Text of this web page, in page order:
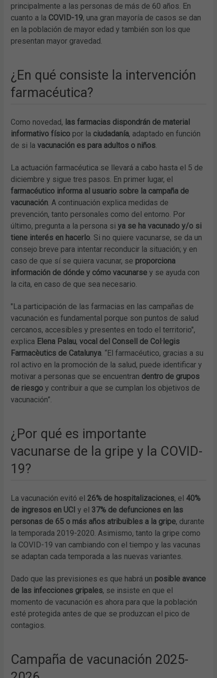
principalmente a las personas de más de 60 años. En
cuanto a la COVID-19, una gran mayoría de casos se dan
en la población de mayor edad y también son los que
presentan mayor gravedad.
¿En qué consiste la intervención
farmacéutica?
Como novedad, las farmacias dispondrán de material
informativo físico por la ciudadanía, adaptado en función
de si lavacunación es para adultos o niños.
La actuación farmacéutica se llevará a cabo hasta el 5 de
diciembre y sigue tres pasos. En primer lugar, el
farmacéutico informa al usuario sobre la campaña de
vacunación. A continuación explica medidas de
prevención, tanto personales como del entorno. Por
último, pregunta a la persona siya se ha vacunado y/o si
tiene interés en hacerlo. Si no quiere vacunarse, se da un
consejo breve para intentar reconducir la situación; y en
caso de que sí se quiera vacunar, se proporciona
información de dónde y cómo vacunarse y se ayuda con
la cita, en caso de que sea necesario.
"La participación de las farmacias en las campañas de
vacunación es fundamental porque son puntos de salud
cercanos, accesibles y presentes en todo el territorio",
explica Elena Palau,vocal del Consell de Col·legis
Farmacèutics de Catalunya. “El farmacéutico, gracias a su
rol activo en la promoción de la salud, puede identificar y
motivar a personas que se encuentran dentro de grupos
de riesgo y contribuir a que se cumplan los objetivos de
vacunación”.
¿Por qué es importante
vacunarse de la gripe y la COVID-
19?
La vacunación evitó el 26% de hospitalizaciones, el 40%
de ingresos en UCI y el 37% de defunciones en las
personas de 65 o más años atribuibles a la gripe, durante
la temporada 2019-2020. Asimismo, tanto la gripe como
la COVID-19 van cambiando con el tiempo y las vacunas
se adaptan cada temporada a las nuevas variantes.
Dado que las previsiones es que habrá un posible avance
de las infecciones gripales, se insiste en que el
momento de vacunación es ahora para que la población
esté protegida antes de que se produzcan el pico de
contagios.
Campaña de vacunación 2025-